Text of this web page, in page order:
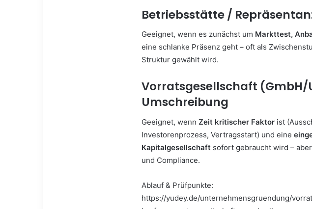
Betriebsstätte /
Geeignet, wenn es zunächst um Markttest,
eine schlanke Präsenz geht – oft als
Struktur gewählt wird.
Vorratsgesellschaft (GmbH/
Umschreibung
Geeignet, wenn Zeit kritischer Faktor ist
Investorenprozess, Vertragsstart) und eine
Kapitalgesellschaft sofort gebraucht wird –
und Compliance.
Ablauf & Prüfpunkte:
https://yudey.de/unternehmensgruendung/